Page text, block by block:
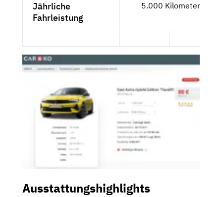
Jährliche
Fahrleistung
5.000 Kilometer
Ausstattungshighlights